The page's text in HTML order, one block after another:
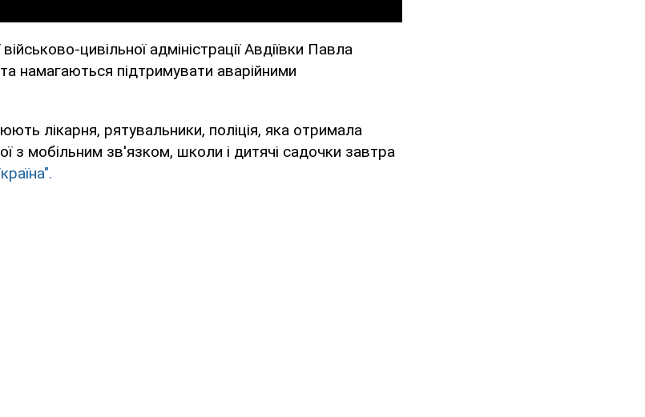
цивільної адміністрації Авдіївки Павла
намагаються підтримувати аварійними
лікарня, рятувальники, поліція, яка отримала
з мобільним зв'язком, школи і дитячі садочки завтра